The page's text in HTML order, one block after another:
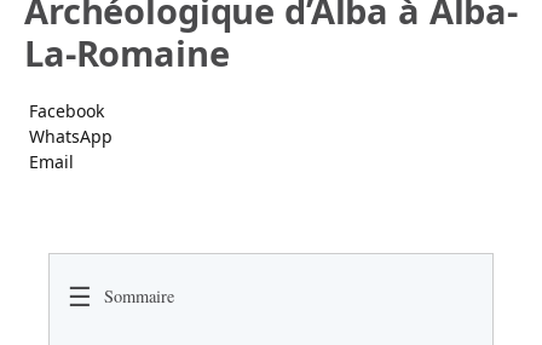
Archéologique d’Alba à Alba-
La-Romaine
Facebook
WhatsApp
Email
☰ Sommaire